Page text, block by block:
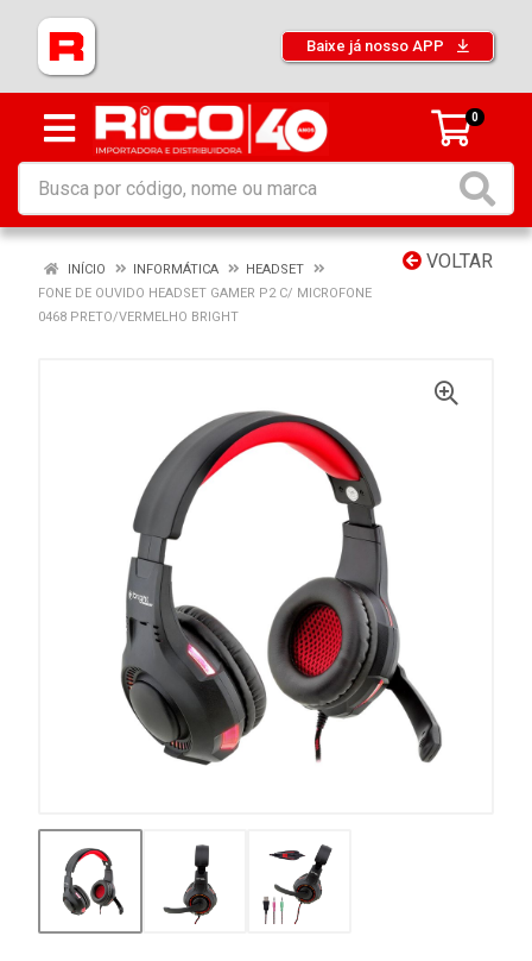
Baixe já nosso APP
0
VOLTAR
INÍCIO INFORMÁTICA
HEADSET
FONE DE OUVIDO HEADSET GAMER P2 C/ MICROFONE
0468 PRETO/VERMELHO BRIGHT